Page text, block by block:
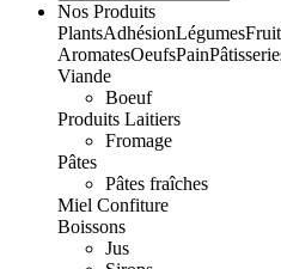
Nos Produits
PlantsAdhésionLégumes
AromatesOeufsPain
Viande
Boeuf
Produits Laitiers
Fromage
Pâtes
Pâtes fraîches
Miel Confiture
Boissons
Jus